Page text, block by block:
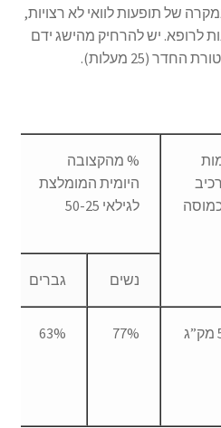
של תופעות לוואי לא רצויות,
לרופא. יש להרחיק מהישג ידם
(25 מעלות).
% מהקצובה
היומית המומלצת
לגילאי 50-25
נשים גברים
77%
63%